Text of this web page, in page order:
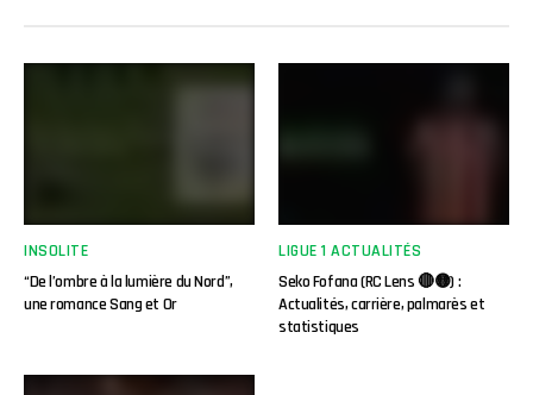
INSOLITE
“De l’ombre à la lumière du Nord”,
une romance Sang et Or
LIGUE 1 ACTUALITÉS
Seko Fofana (RC Lens 🔴🟡) :
Actualités, carrière, palmarès et
statistiques